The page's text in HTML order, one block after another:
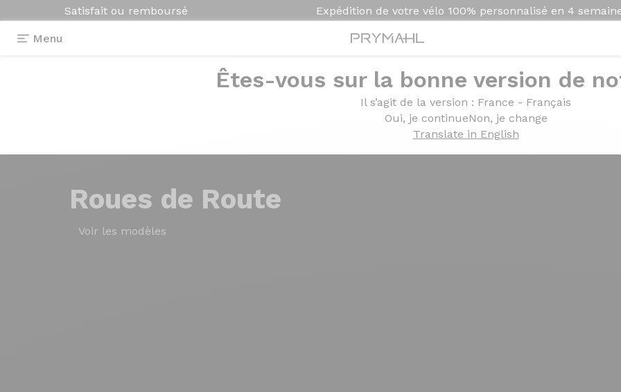
Satisfait ou remboursé Expédition de votre vélo 100% personnalisé en 4
Menu
Êtes-vous sur la bonne version de
Il s’agit de la version : France - Français
Oui, je continueNon, je change
Translate in English
Roues de Route
Voir les modèles